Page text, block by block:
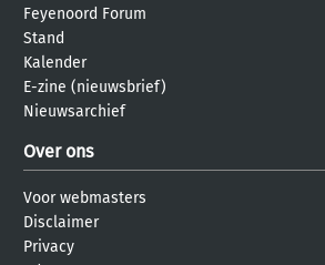
Feyenoord Forum
Stand
Kalender
E-zine (nieuwsbrief)
Nieuwsarchief
Over ons
Voor webmasters
Disclaimer
Privacy